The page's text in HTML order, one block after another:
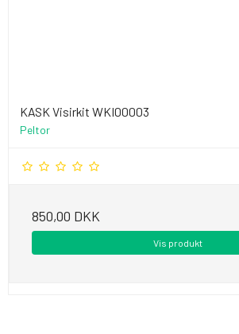
KASK Visirkit WKI00003
Peltor
850,00 DKK
Vis produkt